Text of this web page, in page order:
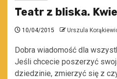
Teatr z bliska.
10/04/2015 Urszula
Dobra wiadomość dla
Jeśli chcecie poszerzyć
dziedzinie, zmierzyć się z